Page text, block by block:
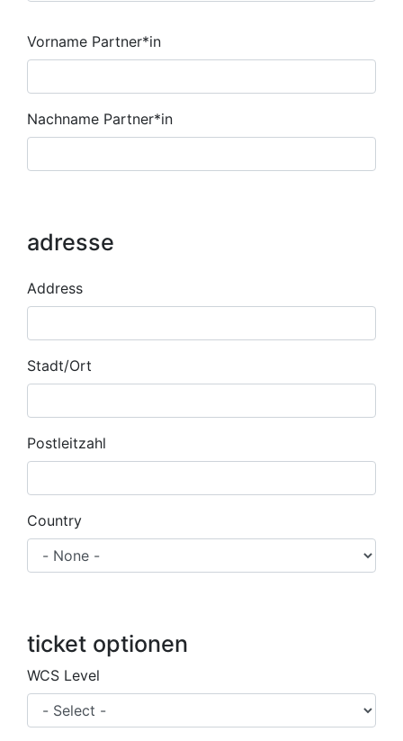
Vorname Partner*in
Nachname Partner*in
adresse
customer
address
Address
Stadt/Ort
Postleitzahl
Country
ticket optionen
WCS Level